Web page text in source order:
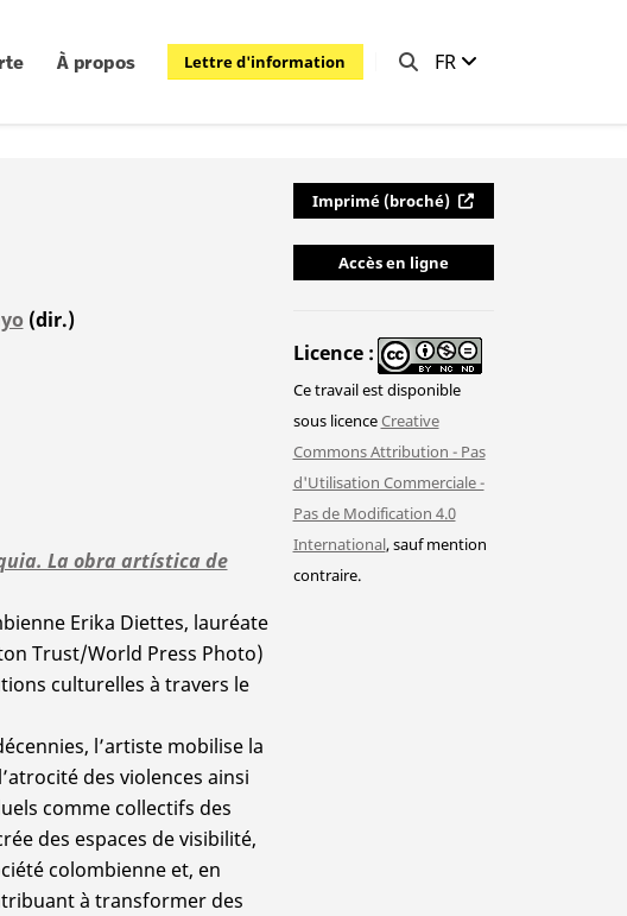
À propos Lettre d'information FR
(dir.)
La obra artística de
Erika Diettes, lauréate
Trust/World Press Photo)
culturelles à travers le
l’artiste mobilise la
des violences ainsi
comme collectifs des
des espaces de visibilité,
colombienne et, en
à transformer des
Imprimé (broché)
Accès en ligne
Licence
Ce travail est disponible
sous licenceCreative
Commons Attribution - Pas
d'Utilisation Commerciale -
Pas de Modification 4.0
International, sauf mention
contraire.